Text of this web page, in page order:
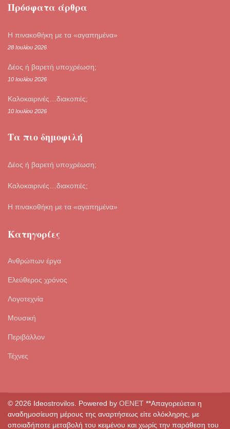
Πρόσφατα άρθρα
Η πινακοθήκη με τα «αγαπημένα»
28 Ιουλίου 2026
Δέος ή βαρετή υποχρέωση;
10 Ιουλίου 2026
Καλοκαιρινές…διακοπές;
10 Ιουλίου 2026
Τα πιο δημοφιλή
Δέος ή βαρετή υποχρέωση;
Καλοκαιρινές…διακοπές;
Η πινακοθήκη με τα «αγαπημένα»
Κατηγορίες
Ανθρώπων έργα
Ελεύθερος χρόνος
Λογοτεχνία
Μουσική
Περιβάλλον
Τέχνες
© 2026 Ideostrovilos. Powered by OENET **Απαγορεύεται η
αναδημοσίευση μέρους της αναρτήσεως είτε ολόκληρης, με
οποιαδήποτε μεταβολή του κειμένου και χωρίς την παράθεση του